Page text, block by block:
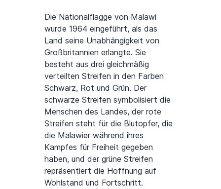
Die Nationalflagge von Malawi
wurde 1964 eingeführt, als das
Land seine Unabhängigkeit von
Großbritannien erlangte. Sie
besteht aus drei gleichmäßig
verteilten Streifen in den Farben
Schwarz, Rot und Grün. Der
schwarze Streifen symbolisiert die
Menschen des Landes, der rote
Streifen steht für die Blutopfer, die
die Malawier während ihres
Kampfes für Freiheit gegeben
haben, und der grüne Streifen
repräsentiert die Hoffnung auf
Wohlstand und Fortschritt.